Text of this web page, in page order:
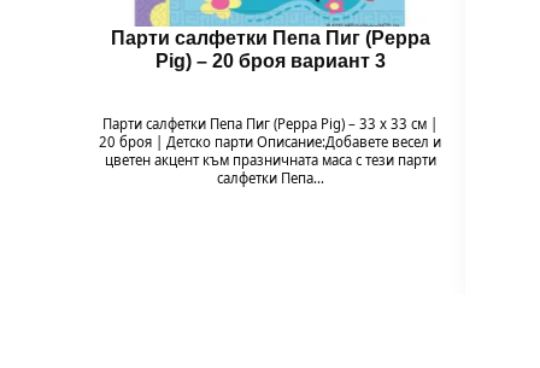
Парти салфетки Пепа Пиг (Peppa
Pig) – 20 броя вариант 3
Парти салфетки Пепа Пиг (Peppa Pig) – 33 x 33 см |
20 броя | Детско парти Описание:Добавете весел и
цветен акцент към празничната маса с тези парти
салфетки Пепа…